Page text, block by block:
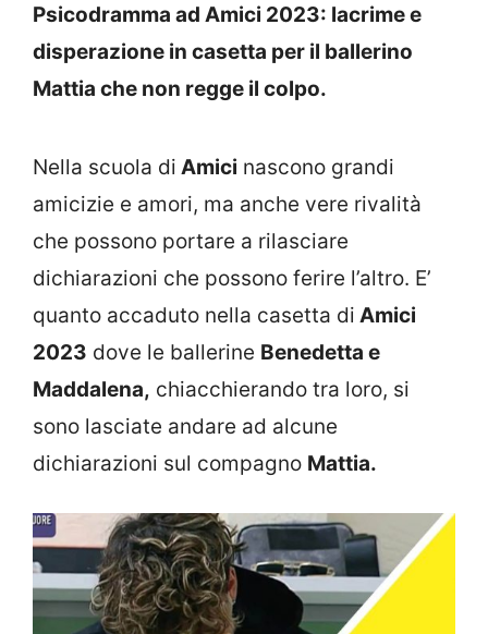
Psicodramma ad Amici 2023: lacrime e
disperazione in casetta per il ballerino
Mattia che non regge il colpo.
Nella scuola di Amici nascono grandi
amicizie e amori, ma anche vere rivalità
che possono portare a rilasciare
dichiarazioni che possono ferire l’altro. E’
quanto accaduto nella casetta di Amici
2023 dove le ballerine Benedetta e
Maddalena, chiacchierando tra loro, si
sono lasciate andare ad alcune
dichiarazioni sul compagno Mattia.